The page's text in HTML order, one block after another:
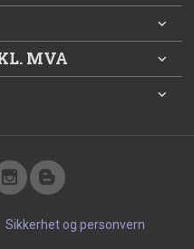
MVA
Sikkerhet og personvern